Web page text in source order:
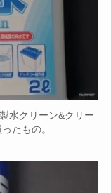
水クリーン&クリー
たもの。